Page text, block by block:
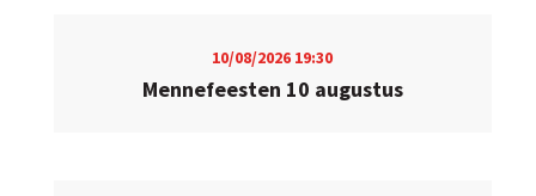
10/08/2026 19:30
Mennefeesten 10 augustus